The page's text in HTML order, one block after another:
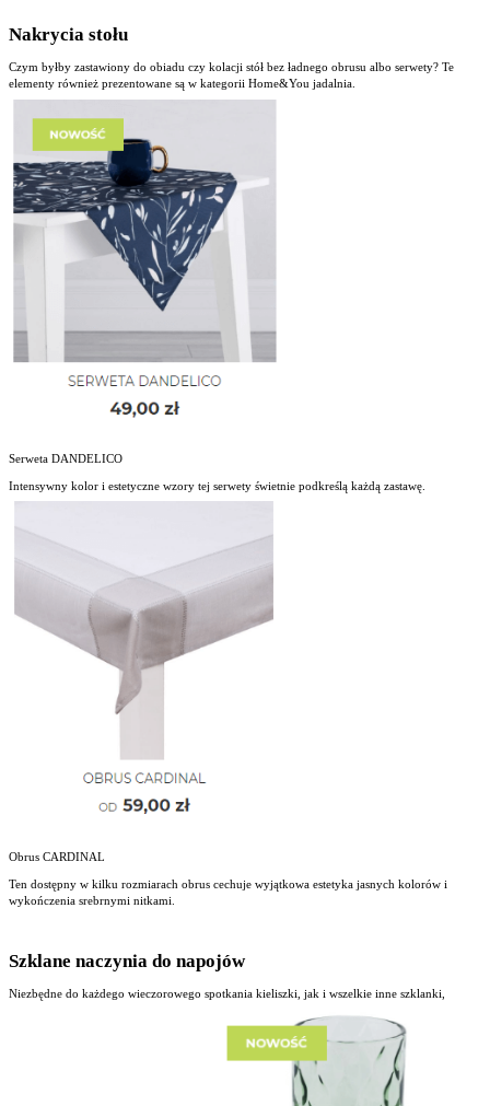
Nakrycia stołu
Czym byłby zastawiony do obiadu czy kolacji stół bez ładnego obrusu albo serwety? Te
elementy również prezentowane są w kategorii Home&You jadalnia.
Serweta DANDELICO
Intensywny kolor i estetyczne wzory tej serwety świetnie podkreślą każdą zastawę.
Obrus CARDINAL
Ten dostępny w kilku rozmiarach obrus cechuje wyjątkowa estetyka jasnych kolorów i
wykończenia srebrnymi nitkami.
Szklane naczynia do napojów
Niezbędne do każdego wieczorowego spotkania kieliszki, jak i wszelkie inne szklanki,